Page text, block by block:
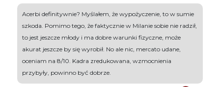
Acerbi definitywnie? Myślałem, że wypożyczenie, to w sumie
szkoda. Pomimo tego, że faktycznie w Milanie sobie nie radził,
to jest jeszcze młody i ma dobre warunki fizyczne, może
akurat jeszcze by się wyrobił. No ale nic, mercato udane,
oceniam na 8/10. Kadra zredukowana, wzmocnienia
przybyły, powinno być dobrze.